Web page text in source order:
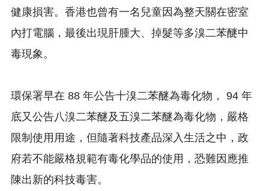
健康損害。香港也曾有一名兒童因為整天關在密室
內打電腦，最後出現肝腫大、掉髮等多溴二苯醚中
毒現象。
環保署早在 88 年公告十溴二苯醚為毒化物， 94 年
底又公告八溴二苯醚及五溴二苯醚為毒化物，嚴格
限制使用用途，但隨著科技產品深入生活之中，政
府若不能嚴格規範有毒化學品的使用，恐難因應推
陳出新的科技毒害。